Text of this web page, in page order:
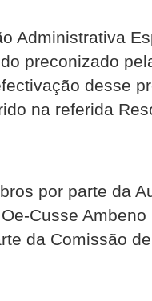
Administrativa
preconizado
desse
na referida
por parte da
Cusse
da Comissão